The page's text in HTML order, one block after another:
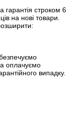
гарантія строком 6
на нові товари.
оплачуємо
випадку.